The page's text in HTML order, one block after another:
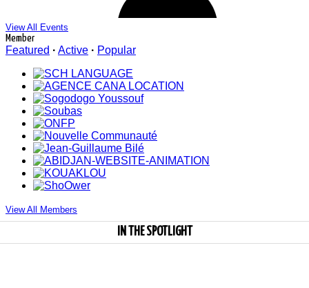
View All Events
Member
Featured · Active · Popular
View All Members
IN THE SPOTLIGHT